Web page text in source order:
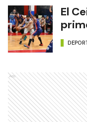
El
Ads